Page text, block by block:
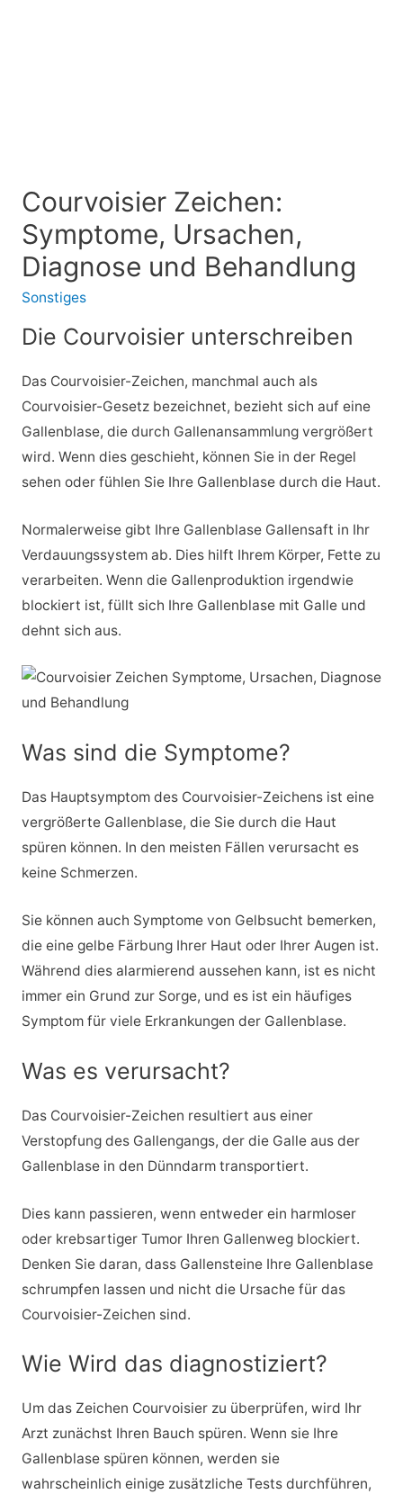
Courvoisier Zeichen:
Symptome, Ursachen,
Diagnose und Behandlung
Sonstiges
Die Courvoisier unterschreiben
Das Courvoisier-Zeichen, manchmal auch als
Courvoisier-Gesetz bezeichnet, bezieht sich auf eine
Gallenblase, die durch Gallenansammlung vergrößert
wird. Wenn dies geschieht, können Sie in der Regel
sehen oder fühlen Sie Ihre Gallenblase durch die Haut.
Normalerweise gibt Ihre Gallenblase Gallensaft in Ihr
Verdauungssystem ab. Dies hilft Ihrem Körper, Fette zu
verarbeiten. Wenn die Gallenproduktion irgendwie
blockiert ist, füllt sich Ihre Gallenblase mit Galle und
dehnt sich aus.
Was sind die Symptome?
Das Hauptsymptom des Courvoisier-Zeichens ist eine
vergrößerte Gallenblase, die Sie durch die Haut
spüren können. In den meisten Fällen verursacht es
keine Schmerzen.
Sie können auch Symptome von Gelbsucht bemerken,
die eine gelbe Färbung Ihrer Haut oder Ihrer Augen ist.
Während dies alarmierend aussehen kann, ist es nicht
immer ein Grund zur Sorge, und es ist ein häufiges
Symptom für viele Erkrankungen der Gallenblase.
Was es verursacht?
Das Courvoisier-Zeichen resultiert aus einer
Verstopfung des Gallengangs, der die Galle aus der
Gallenblase in den Dünndarm transportiert.
Dies kann passieren, wenn entweder ein harmloser
oder krebsartiger Tumor Ihren Gallenweg blockiert.
Denken Sie daran, dass Gallensteine Ihre Gallenblase
schrumpfen lassen und nicht die Ursache für das
Courvoisier-Zeichen sind.
Wie Wird das diagnostiziert?
Um das Zeichen Courvoisier zu überprüfen, wird Ihr
Arzt zunächst Ihren Bauch spüren. Wenn sie Ihre
Gallenblase spüren können, werden sie
wahrscheinlich einige zusätzliche Tests durchführen,